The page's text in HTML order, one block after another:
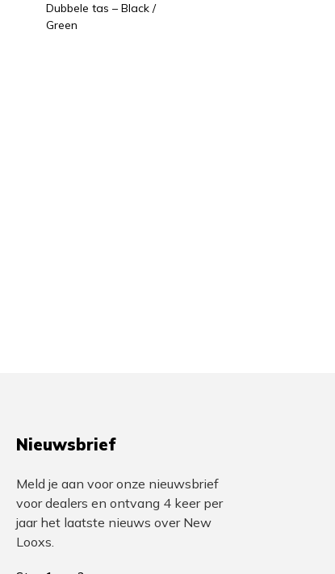
Dubbele tas – Black /
Green
Nieuwsbrief
Meld je aan voor onze nieuwsbrief
voor dealers en ontvang 4 keer per
jaar het laatste nieuws over New
Looxs.